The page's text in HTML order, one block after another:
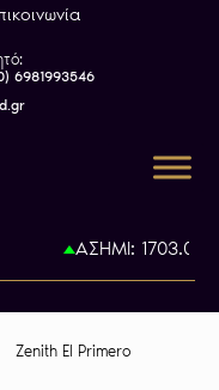
6981993546
ΑΣΗΜΙ: 1703.04€
Zenith El Primero